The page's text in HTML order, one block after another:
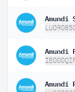
Amundi
Amundi
Amundi